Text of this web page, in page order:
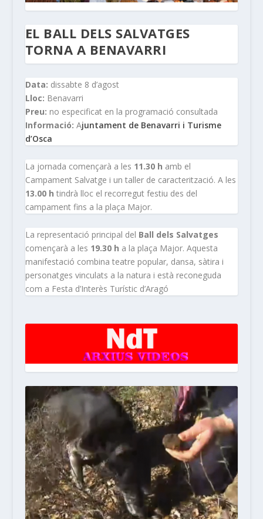
EL BALL DELS SALVATGES
TORNA A BENAVARRI
Data: dissabte 8 d’agost
Lloc: Benavarri
Preu: no especificat en la programació consultada
Informació: Ajuntament de Benavarri i Turisme
d’Osca
La jornada començarà a les 11.30 h amb el
Campament Salvatge i un taller de caracterització. A les
13.00 h tindrà lloc el recorregut festiu des del
campament fins a la plaça Major.
La representació principal del Ball dels Salvatges
començarà a les 19.30 h a la plaça Major. Aquesta
manifestació combina teatre popular, dansa, sàtira i
personatges vinculats a la natura i està reconeguda
com a Festa d’Interès Turístic d’Aragó